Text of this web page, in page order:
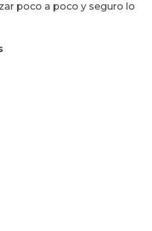
poco a poco y seguro lo